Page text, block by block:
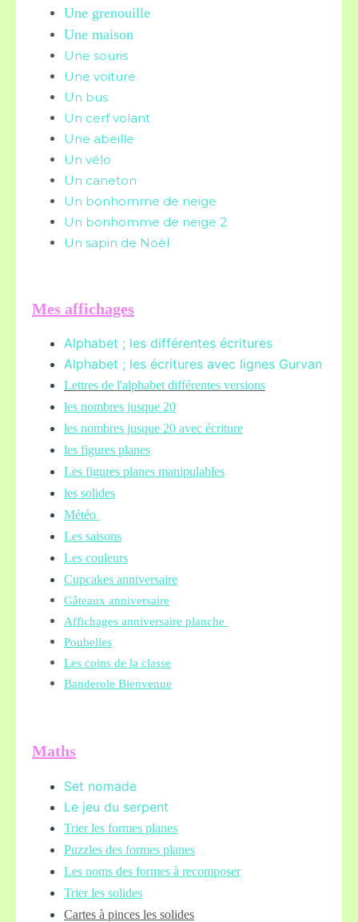
Une grenouille
Une maison
Une souris
Une voiture
Un bus
Un cerf volant
Une abeille
Un vélo
Un caneton
Un bonhomme de neige
Un bonhomme de neige 2
Un sapin de Noël
Mes affichages
Alphabet ; les différentes écritures
Alphabet ; les écritures avec lignes Gurvan
Lettres de l'alphabet différentes versions
les nombres jusque 20
les nombres jusque 20 avec écriture
les figures planes
Les figures planes manipulables
les solides
Météo
Les saisons
Les couleurs
Cupcakes anniversaire
Gâteaux anniversaire
Affichages anniversaire planche
Poubelles
Les coins de la classe
Banderole Bienvenue
Maths
Set nomade
Le jeu du serpent
Trier les formes planes
Puzzles des formes planes
Les noms des formes à recomposer
Trier les solides
Cartes à pinces les solides